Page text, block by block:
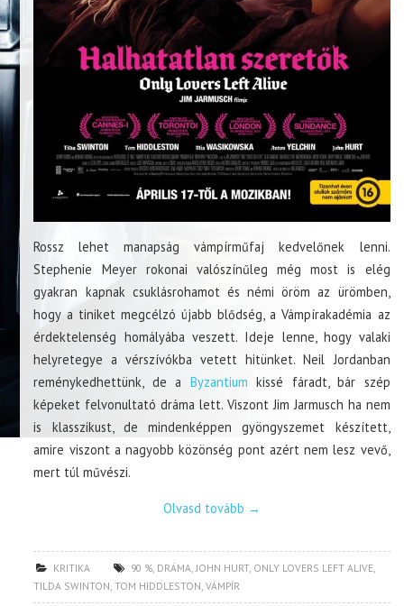
Rossz lehet manapság vámpírműfaj kedvelőnek lenni.
Stephenie Meyer rokonai valószínűleg még most is elég
gyakran kapnak csuklásrohamot és némi öröm az ürömben,
hogy a tiniket megcélzó újabb blődség, a Vámpírakadémia az
érdektelenség homályába veszett. Ideje lenne, hogy valaki
helyretegye a vérszívókba vetett hitünket. Neil Jordanban
reménykedhettünk, de a Byzantium kissé fáradt, bár szép
képeket felvonultató dráma lett. Viszont Jim Jarmusch ha nem
is klasszikust, de mindenképpen gyöngyszemet készített,
amire viszont a nagyobb közönség pont azért nem lesz vevő,
mert túl művészi.
Olvasd tovább →
KRITIKA 90 % DRÁMA JOHN HURT, ONLY LOVERS LEFT ALIVE
TILDA SWINTON ,TOM HIDDLESTON ,VÁMPÍR